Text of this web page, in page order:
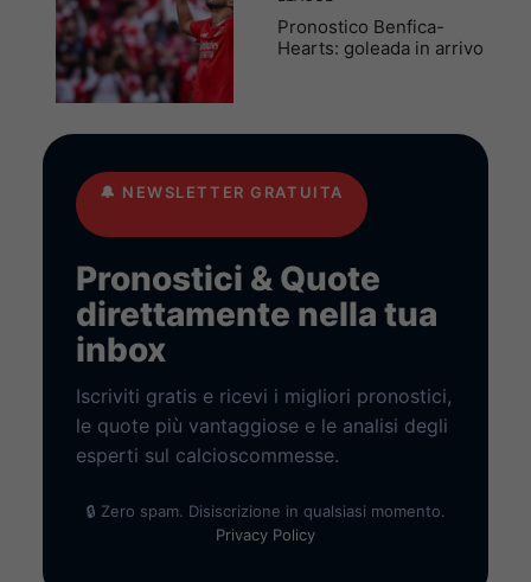
Pronostico Benfica-
Hearts: goleada in arrivo
🔔 NEWSLETTER GRATUITA
Pronostici & Quote
direttamente nella tua
inbox
Iscriviti gratis e ricevi i migliori pronostici,
le quote più vantaggiose e le analisi degli
esperti sul calcioscommesse.
🔒 Zero spam. Disiscrizione in qualsiasi momento.
Privacy Policy